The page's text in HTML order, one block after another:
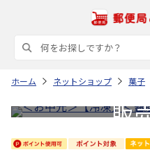
ホーム ネットショップ 菓子